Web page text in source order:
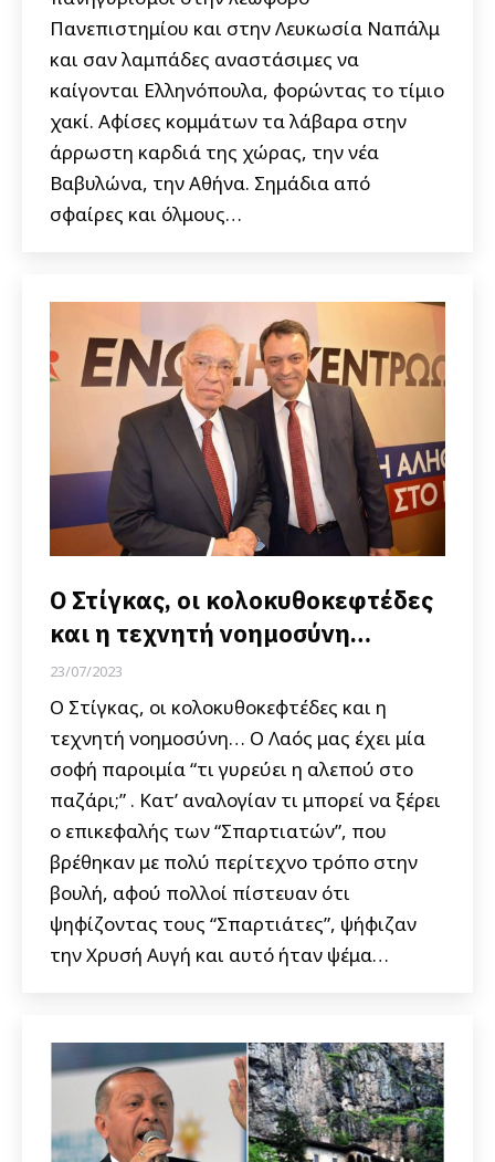
Πανεπιστημίου και στην Λευκωσία Ναπάλμ
και σαν λαμπάδες αναστάσιμες να
καίγονται Ελληνόπουλα, φορώντας το τίμιο
χακί. Αφίσες κομμάτων τα λάβαρα στην
άρρωστη καρδιά της χώρας, την νέα
Βαβυλώνα, την Αθήνα. Σημάδια από
σφαίρες και όλμους…
Ο Στίγκας, οι κολοκυθοκεφτέδες
και η τεχνητή νοημοσύνη…
23/07/2023
Ο Στίγκας, οι κολοκυθοκεφτέδες και η
τεχνητή νοημοσύνη… Ο Λαός μας έχει μία
σοφή παροιμία “τι γυρεύει η αλεπού στο
παζάρι;” . Κατ’ αναλογίαν τι μπορεί να ξέρει
ο επικεφαλής των “Σπαρτιατών”, που
βρέθηκαν με πολύ περίτεχνο τρόπο στην
βουλή, αφού πολλοί πίστευαν ότι
ψηφίζοντας τους “Σπαρτιάτες”, ψήφιζαν
την Χρυσή Αυγή και αυτό ήταν ψέμα…